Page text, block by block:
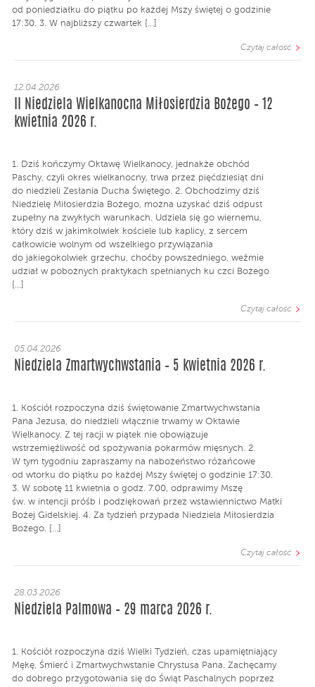
od poniedziałku do piątku po każdej Mszy świętej o godzinie
17:30. 3. W najbliższy czwartek […]
Czytaj całość
12.04.2026
II Niedziela Wielkanocna Miłosierdzia Bożego – 12
kwietnia 2026 r.
1. Dziś kończymy Oktawę Wielkanocy, jednakże obchód
Paschy, czyli okres wielkanocny, trwa przez pięćdziesiąt dni
do niedzieli Zesłania Ducha Świętego. 2. Obchodzimy dziś
Niedzielę Miłosierdzia Bożego, można uzyskać dziś odpust
zupełny na zwykłych warunkach. Udziela się go wiernemu,
który dziś w jakimkolwiek kościele lub kaplicy, z sercem
całkowicie wolnym od wszelkiego przywiązania
do jakiegokolwiek grzechu, choćby powszedniego, weźmie
udział w pobożnych praktykach spełnianych ku czci Bożego
[…]
Czytaj całość
05.04.2026
Niedziela Zmartwychwstania – 5 kwietnia 2026 r.
1. Kościół rozpoczyna dziś świętowanie Zmartwychwstania
Pana Jezusa, do niedzieli włącznie trwamy w Oktawie
Wielkanocy. Z tej racji w piątek nie obowiązuje
wstrzemięźliwość od spożywania pokarmów mięsnych. 2.
W tym tygodniu zapraszamy na nabożeństwo różańcowe
od wtorku do piątku po każdej Mszy świętej o godzinie 17:30.
3. W sobotę 11 kwietnia o godz. 7.00, odprawimy Mszę
św. w intencji próśb i podziękowań przez wstawiennictwo Matki
Bożej Gidelskiej. 4. Za tydzień przypada Niedziela Miłosierdzia
Bożego. […]
Czytaj całość
28.03.2026
Niedziela Palmowa – 29 marca 2026 r.
1. Kościół rozpoczyna dziś Wielki Tydzień, czas upamiętniający
Mękę, Śmierć i Zmartwychwstanie Chrystusa Pana. Zachęcamy
do dobrego przygotowania się do Świąt Paschalnych poprzez